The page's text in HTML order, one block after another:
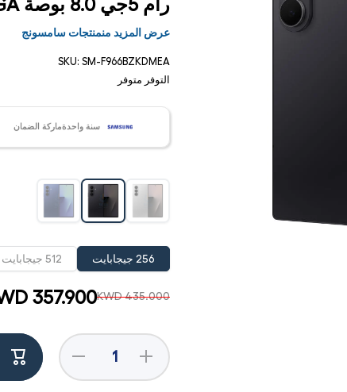
رام 5جي 8.0 بوصة QXGA+
عرض المزيد منمنتجات سامسونج
SKU: SM-F966BZKDMEA
التوفر
متوفر
سنة واحدةماركة الضمان
256 جيجابايت 512 جيجابايت
KWD 435.000
357.900
Decrease
quantity
for
Increase
quantity
for